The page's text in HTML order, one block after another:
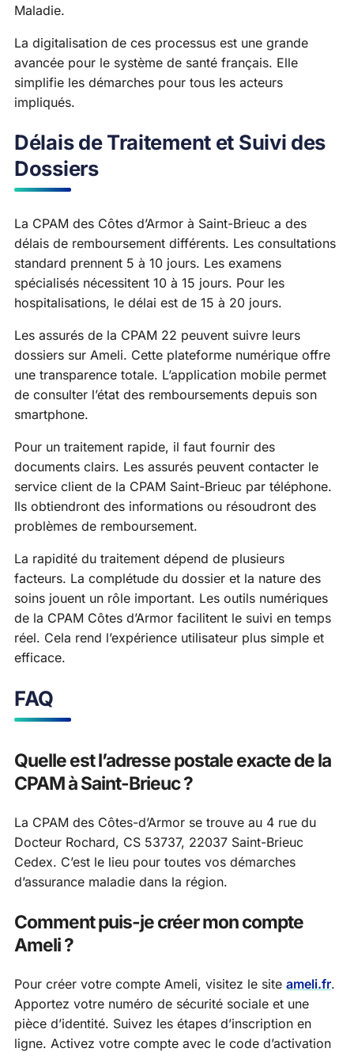
Maladie.
La digitalisation de ces processus est une grande
avancée pour le système de santé français. Elle
simplifie les démarches pour tous les acteurs
impliqués.
Délais de Traitement et Suivi des
Dossiers
La CPAM des Côtes d’Armor à Saint-Brieuc a des
délais de remboursement différents. Les consultations
standard prennent 5 à 10 jours. Les examens
spécialisés nécessitent 10 à 15 jours. Pour les
hospitalisations, le délai est de 15 à 20 jours.
Les assurés de la CPAM 22 peuvent suivre leurs
dossiers sur Ameli. Cette plateforme numérique offre
une transparence totale. L’application mobile permet
de consulter l’état des remboursements depuis son
smartphone.
Pour un traitement rapide, il faut fournir des
documents clairs. Les assurés peuvent contacter le
service client de la CPAM Saint-Brieuc par téléphone.
Ils obtiendront des informations ou résoudront des
problèmes de remboursement.
La rapidité du traitement dépend de plusieurs
facteurs. La complétude du dossier et la nature des
soins jouent un rôle important. Les outils numériques
de la CPAM Côtes d’Armor facilitent le suivi en temps
réel. Cela rend l’expérience utilisateur plus simple et
efficace.
FAQ
Quelle est l’adresse postale exacte de la
CPAM à Saint-Brieuc ?
La CPAM des Côtes-d’Armor se trouve au 4 rue du
Docteur Rochard, CS 53737, 22037 Saint-Brieuc
Cedex. C’est le lieu pour toutes vos démarches
d’assurance maladie dans la région.
Comment puis-je créer mon compte
Ameli ?
Pour créer votre compte Ameli, visitez le site ameli.fr.
Apportez votre numéro de sécurité sociale et une
pièce d’identité. Suivez les étapes d’inscription en
ligne. Activez votre compte avec le code d’activation